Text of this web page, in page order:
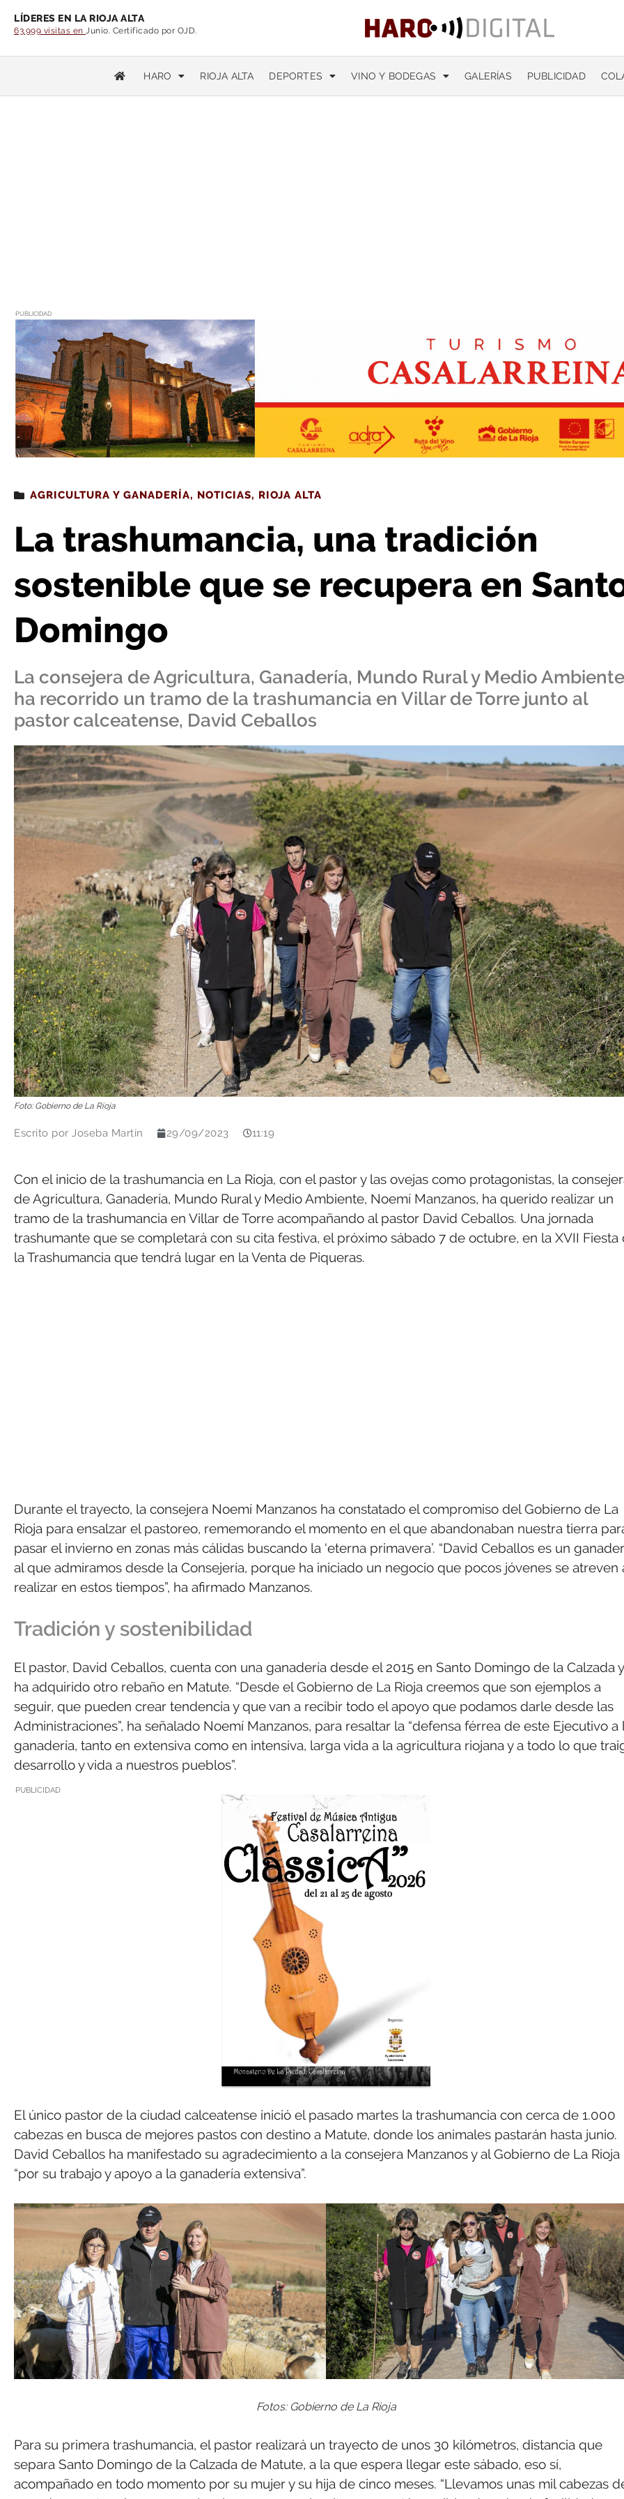
LÍDERES EN LA RIOJA ALTA
63.999 visitas en Junio. Certificado por OJD.
HARO RIOJA ALTA DEPORTES VINO Y BODEGAS GALERÍAS PUBLICIDAD
PUBLICIDAD
Estás leyendo : La trashumancia, una tradición sostenible que se recupera en Santo Domingo
AGRICULTURA Y GANADERÍA, NOTICIAS, RIOJA ALTA
La trashumancia, una tradición
sostenible que se recupera en
Domingo
La consejera de Agricultura, Ganadería, Mundo Rural y Medio Ambiente
ha recorrido un tramo de la trashumancia en Villar de Torre junto al
pastor calceatense, David Ceballos
Foto: Gobierno de La Rioja
Escrito por Joseba Martín 29/09/2023 11:19
Con el inicio de la trashumancia en La Rioja, con el pastor y las ovejas como protagonistas, la
de Agricultura, Ganadería, Mundo Rural y Medio Ambiente, Noemí Manzanos, ha querido realizar un
tramo de la trashumancia en Villar de Torre acompañando al pastor David Ceballos. Una jornada
trashumante que se completará con su cita festiva, el próximo sábado 7 de octubre, en la XVII Fiesta
la Trashumancia que tendrá lugar en la Venta de Piqueras.
Durante el trayecto, la consejera Noemí Manzanos ha constatado el compromiso del Gobierno de La
Rioja para ensalzar el pastoreo, rememorando el momento en el que abandonaban nuestra tierra
pasar el invierno en zonas más cálidas buscando la ‘eterna primavera’. “David Ceballos es un
al que admiramos desde la Consejería, porque ha iniciado un negocio que pocos jóvenes se atreven
realizar en estos tiempos”, ha afirmado Manzanos.
Tradición y sostenibilidad
El pastor, David Ceballos, cuenta con una ganadería desde el 2015 en Santo Domingo de la Calzada y
ha adquirido otro rebaño en Matute. “Desde el Gobierno de La Rioja creemos que son ejemplos a
seguir, que pueden crear tendencia y que van a recibir todo el apoyo que podamos darle desde las
Administraciones”, ha señalado Noemí Manzanos, para resaltar la “defensa férrea de este Ejecutivo a
ganadería, tanto en extensiva como en intensiva, larga vida a la agricultura riojana y a todo lo que
desarrollo y vida a nuestros pueblos”.
PUBLICIDAD
El único pastor de la ciudad calceatense inició el pasado martes la trashumancia con cerca de 1.000
cabezas en busca de mejores pastos con destino a Matute, donde los animales pastarán hasta junio.
David Ceballos ha manifestado su agradecimiento a la consejera Manzanos y al Gobierno de La Rioja
“por su trabajo y apoyo a la ganadería extensiva”.
Fotos: Gobierno de La Rioja
Para su primera trashumancia, el pastor realizará un trayecto de unos 30 kilómetros, distancia que
separa Santo Domingo de la Calzada de Matute, a la que espera llegar este sábado, eso sí,
acompañado en todo momento por su mujer y su hija de cinco meses. “Llevamos unas mil cabezas